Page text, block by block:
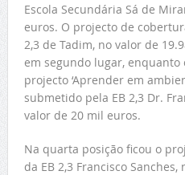
Escola Secundária Sá de
euros. O projecto de
2,3 de Tadim, no valor de
em segundo lugar,
projecto ‘Aprender em
submetido pela EB 2,3 Dr.
valor de 20 mil euros.
Na quarta posição ficou o
da EB 2,3 Francisco